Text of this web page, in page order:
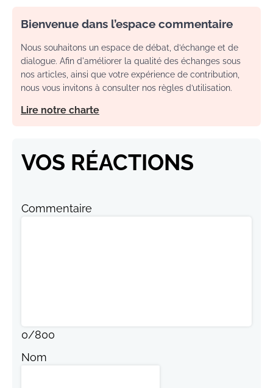
Bienvenue dans l’espace commentaire
Nous souhaitons un espace de débat, d’échange et de
dialogue. Afin d'améliorer la qualité des échanges sous
nos articles, ainsi que votre expérience de contribution,
nous vous invitons à consulter nos règles d’utilisation.
Lire notre charte
VOS RÉACTIONS
Commentaire
0/800
Nom